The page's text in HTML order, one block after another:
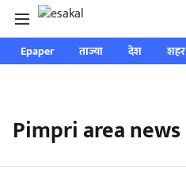
Epaper ताज्या देश शहर
Pimpri area news